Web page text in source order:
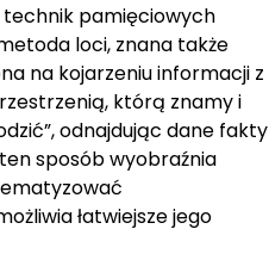
pamięciowych
loci, znana także
na kojarzeniu informacji z
którą znamy i
odnajdując dane fakty
sposób wyobraźnia
łatwiejsze jego